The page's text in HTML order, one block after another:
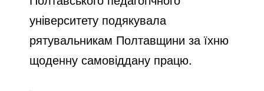
університету подякувала
рятувальникам Полтавщини за їхню
щоденну самовіддану працю.